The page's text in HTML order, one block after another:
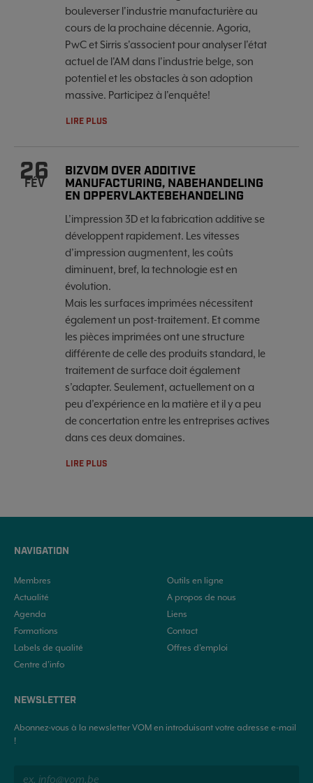
bouleverser l'industrie manufacturière au
cours de la prochaine décennie. Agoria,
PwC et Sirris s'associent pour analyser l'état
actuel de l'AM dans l'industrie belge, son
potentiel et les obstacles à son adoption
massive. Participez à l'enquête!
LIRE PLUS
26
FÉV
BIZVOM OVER ADDITIVE
MANUFACTURING, NABEHANDELING
EN OPPERVLAKTEBEHANDELING
L’impression 3D et la fabrication additive se
développent rapidement. Les vitesses
d’impression augmentent, les coûts
diminuent, bref, la technologie est en
évolution.
Mais les surfaces imprimées nécessitent
également un post-traitement. Et comme
les pièces imprimées ont une structure
différente de celle des produits standard, le
traitement de surface doit également
s’adapter. Seulement, actuellement on a
peu d’expérience en la matière et il y a peu
de concertation entre les entreprises actives
dans ces deux domaines.
LIRE PLUS
NAVIGATION
Membres
Actualité
Agenda
Formations
Labels de qualité
Centre d’info
Outils en ligne
A propos de nous
Liens
Contact
Offres d'emploi
NEWSLETTER
Abonnez-vous à la newsletter VOM en introduisant votre adresse e-mail
!